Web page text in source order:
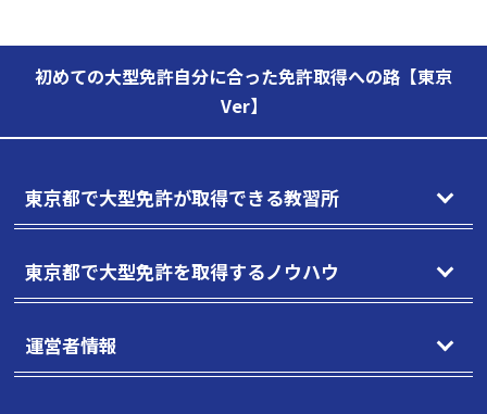
初めての大型免許自分に合った免許取得への路【東京
Ver】
東京都で大型免許が取得できる教習所
東京都で大型免許を取得するノウハウ
運営者情報